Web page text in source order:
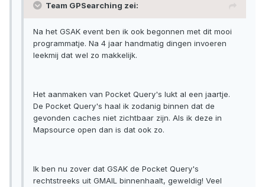
Team GPSearching zei:
Na het GSAK event ben ik ook begonnen met dit mooi
programmatje. Na 4 jaar handmatig dingen invoeren
leekmij dat wel zo makkelijk.
Het aanmaken van Pocket Query's lukt al een jaartje.
De Pocket Query's haal ik zodanig binnen dat de
gevonden caches niet zichtbaar zijn. Als ik deze in
Mapsource open dan is dat ook zo.
Ik ben nu zover dat GSAK de Pocket Query's
rechtstreeks uit GMAIL binnenhaalt, geweldig! Veel